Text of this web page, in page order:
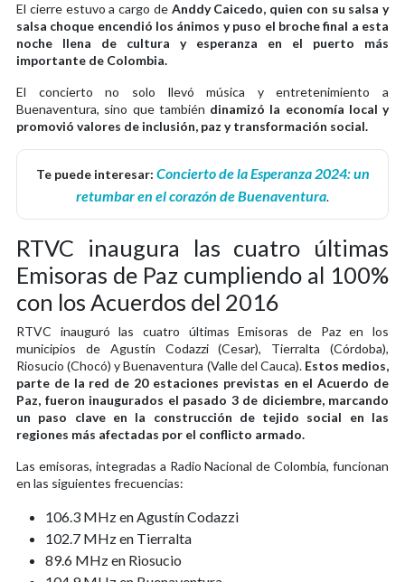
El cierre estuvo a cargo de Anddy Caicedo, quien con su salsa y
salsa choque encendió los ánimos y puso el broche final a esta
noche llena de cultura y esperanza en el puerto más
importante de Colombia.
El concierto no solo llevó música y entretenimiento a
Buenaventura, sino que también dinamizó la economía local y
promovió valores de inclusión, paz y transformación social.
Te puede interesar: Concierto de la Esperanza 2024: un
retumbar en el corazón de Buenaventura.
RTVC inaugura las cuatro últimas
Emisoras de Paz cumpliendo al 100%
con los Acuerdos del 2016
RTVC inauguró las cuatro últimas Emisoras de Paz en los
municipios de Agustín Codazzi (Cesar), Tierralta (Córdoba),
Riosucio (Chocó) y Buenaventura (Valle del Cauca). Estos medios,
parte de la red de 20 estaciones previstas en el Acuerdo de
Paz, fueron inaugurados el pasado 3 de diciembre, marcando
un paso clave en la construcción de tejido social en las
regiones más afectadas por el conflicto armado.
Las emisoras, integradas a Radio Nacional de Colombia, funcionan
en las siguientes frecuencias:
106.3 MHz en Agustín Codazzi
102.7 MHz en Tierralta
89.6 MHz en Riosucio